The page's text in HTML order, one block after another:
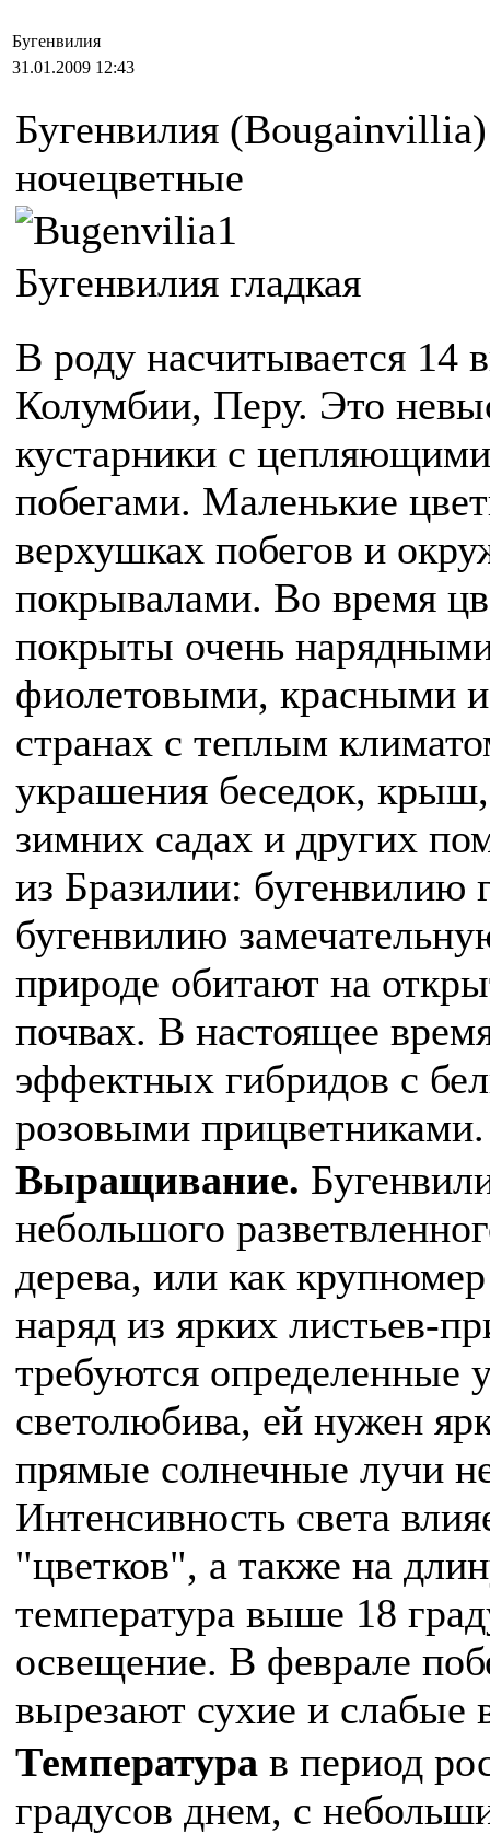
Бугенвилия
31.01.2009 12:43
Бугенвилия
ночецветные
Бугенвилия гладкая
В роду насчитывается 14
Колумбии, Перу. Это
кустарники с
побегами. Маленькие
верхушках побегов и
покрывалами. Во время
покрыты очень
фиолетовыми, красными
странах с теплым
украшения беседок,
зимних садах и других
из Бразилии: бугенвилию
бугенвилию
природе обитают на
почвах. В настоящее
эффектных гибридов с
розовыми прицветниками.
Выращивание.
небольшого
дерева, или как
наряд из ярких листьев-
требуются определенные
светолюбива, ей нужен
прямые солнечные лучи
Интенсивность света
"цветков", а также на
температура выше 18
освещение. В феврале
вырезают сухие и слабые
Температура в период
градусов днем, с